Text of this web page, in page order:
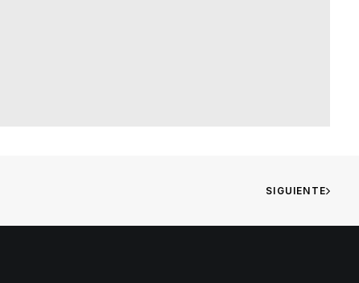
SIGUIENTE